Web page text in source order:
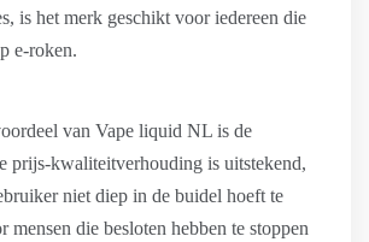
is het merk geschikt voor iedereen die
e-roken.
van Vape liquid NL is de
prijs-kwaliteitverhouding is uitstekend,
niet diep in de buidel hoeft te
mensen die besloten hebben te stoppen